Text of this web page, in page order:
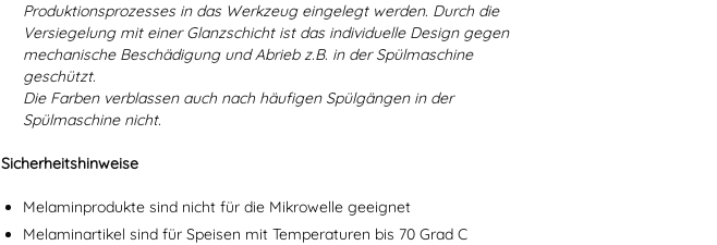
Produktionsprozesses in das Werkzeug eingelegt werden. Durch die
Versiegelung mit einer Glanzschicht ist das individuelle Design gegen
mechanische Beschädigung und Abrieb z.B. in der Spülmaschine
geschützt.
Die Farben verblassen auch nach häufigen Spülgängen in der
Spülmaschine nicht.
Sicherheitshinweise
Melaminprodukte sind nicht für die Mikrowelle geeignet
Melaminartikel sind für Speisen mit Temperaturen bis 70 Grad C